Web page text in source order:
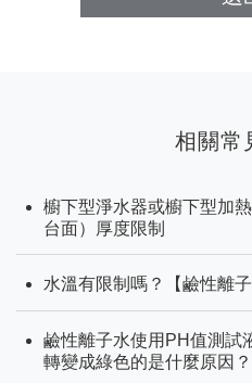
相關常
櫥下型淨水器或櫥下型加
台面）厚度限制
水溫有限制嗎？【鹼性離子
鹼性離子水使用PH值測試
轉變成綠色的是什麼原因？